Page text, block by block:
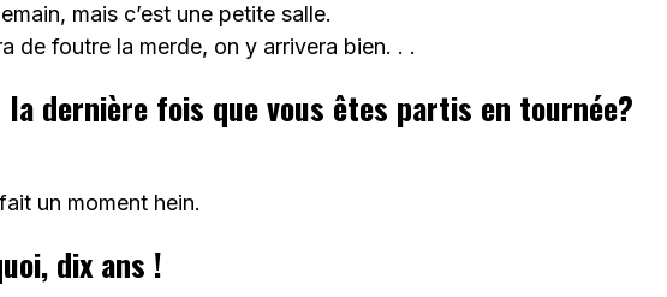
mais c’est une petite salle.
de foutre la merde, on y arrivera bien. . .
la dernière fois que vous êtes partis en tournée?
un moment hein.
dix ans !